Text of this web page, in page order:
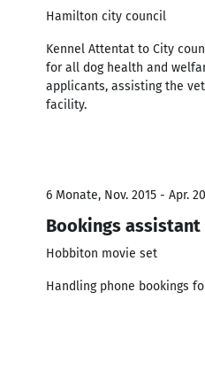
Hamilton city council
Kennel Attentat to City
for all dog health and
applicants, assisting the
facility.
6 Monate, Nov. 2015 - Apr.
Bookings assistant
Hobbiton movie set
Handling phone bookings